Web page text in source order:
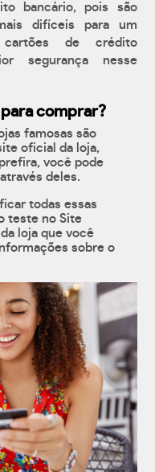
bancário, pois são
difíceis para um
de crédito
segurança nesse
comprar?
famosas são
oficial da loja,
você pode
deles.
todas essas
teste no Site
loja que você
sobre o